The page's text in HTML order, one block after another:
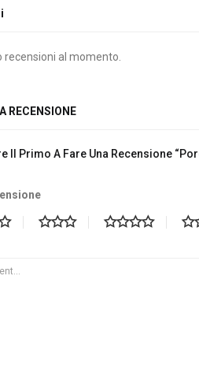
recensioni al momento.
RECENSIONE
Il Primo A Fare Una Recensione